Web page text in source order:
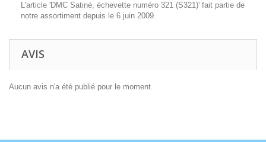
L'article 'DMC Satiné, échevette numéro 321 (S321)' fait partie de
notre assortiment depuis le 6 juin 2009.
AVIS
Aucun avis n'a été publié pour le moment.